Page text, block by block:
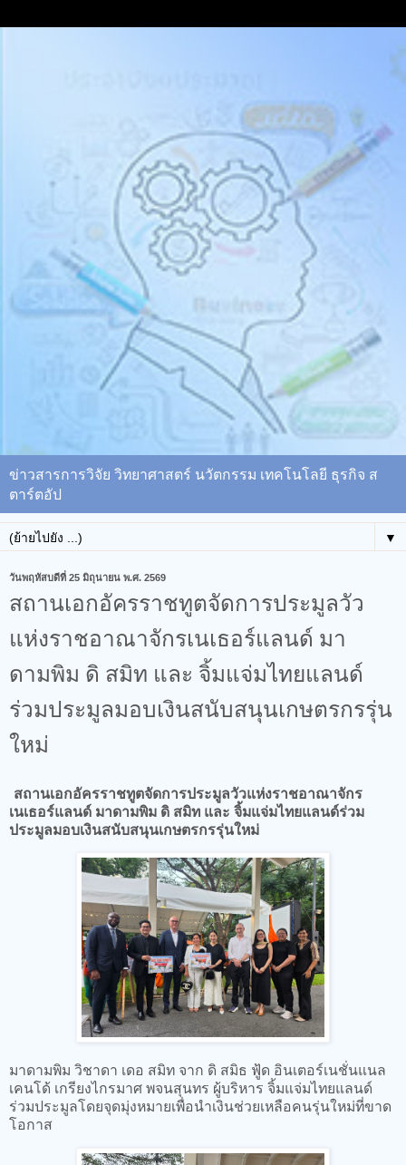
ข่าวสารการวิจัย วิทยาศาสตร์ นวัตกรรม เทคโนโลยี ธุรกิจ ส
ตาร์ตอัป
▼
วันพฤหัสบดีที่ 25 มิถุนายน พ.ศ. 2569
สถานเอกอัครราชทูตจัดการประมูลวัว
แห่งราชอาณาจักรเนเธอร์แลนด์ มา
ดามพิม ดิ สมิท และ จิ้มแจ่มไทยแลนด์
ร่วมประมูลมอบเงินสนับสนุนเกษตรกรรุ่น
ใหม่
สถานเอกอัครราชทูตจัดการประมูลวัวแห่งราชอาณาจักร
เนเธอร์แลนด์ มาดามพิม ดิ สมิท และ จิ้มแจ่มไทยแลนด์ร่วม
ประมูลมอบเงินสนับสนุนเกษตรกรรุ่นใหม่
มาดามพิม วิชาดา เดอ สมิท จาก ดิ สมิธ ฟู้ด อินเตอร์เนชั่นแนล
เคนโด้ เกรียงไกรมาศ พจนสุนทร ผู้บริหาร จิ้มแจ่มไทยแลนด์
ร่วมประมูลโดยจุดมุ่งหมายเพื่อนำเงินช่วยเหลือคนรุ่นใหม่ที่ขาด
โอกาส